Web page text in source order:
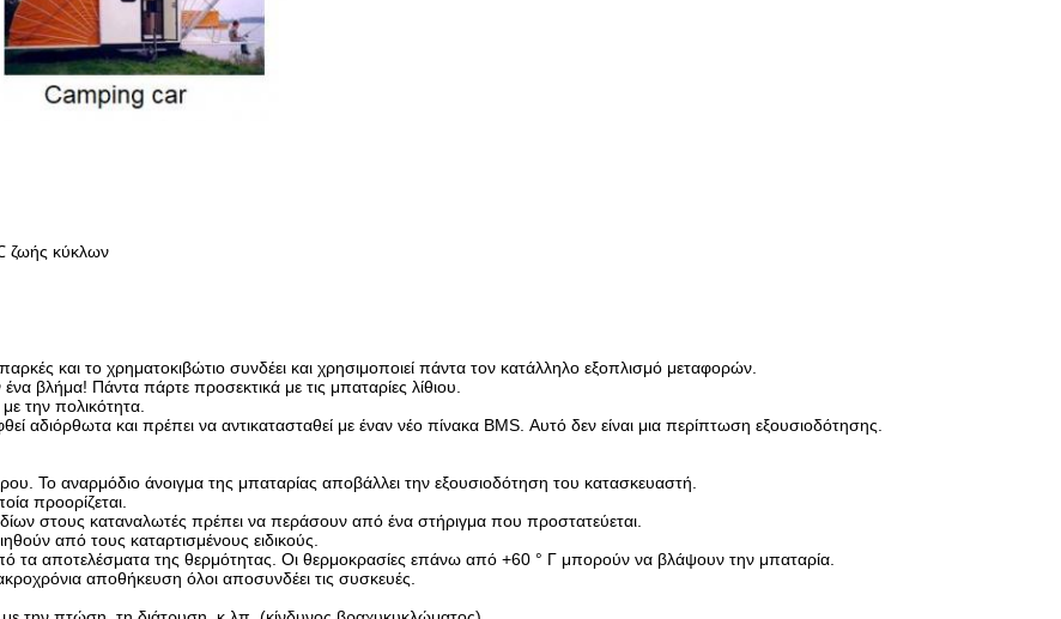
ζωής κύκλων
και το χρηματοκιβώτιο συνδέει και χρησιμοποιεί πάντα τον κατάλληλο εξοπλισμό μεταφορών.
βλήμα! Πάντα πάρτε προσεκτικά με τις μπαταρίες λίθιου.
την πολικότητα.
αδιόρθωτα και πρέπει να αντικατασταθεί με έναν νέο πίνακα BMS. Αυτό δεν είναι μια περίπτωση εξουσιοδότησης.
Το αναρμόδιο άνοιγμα της μπαταρίας αποβάλλει την εξουσιοδότηση του κατασκευαστή.
προορίζεται.
στους καταναλωτές πρέπει να περάσουν από ένα στήριγμα που προστατεύεται.
από τους καταρτισμένους ειδικούς.
τα αποτελέσματα της θερμότητας. Οι θερμοκρασίες επάνω από +60 ° Γ μπορούν να βλάψουν την μπαταρία.
αποθήκευση όλοι αποσυνδέει τις συσκευές.